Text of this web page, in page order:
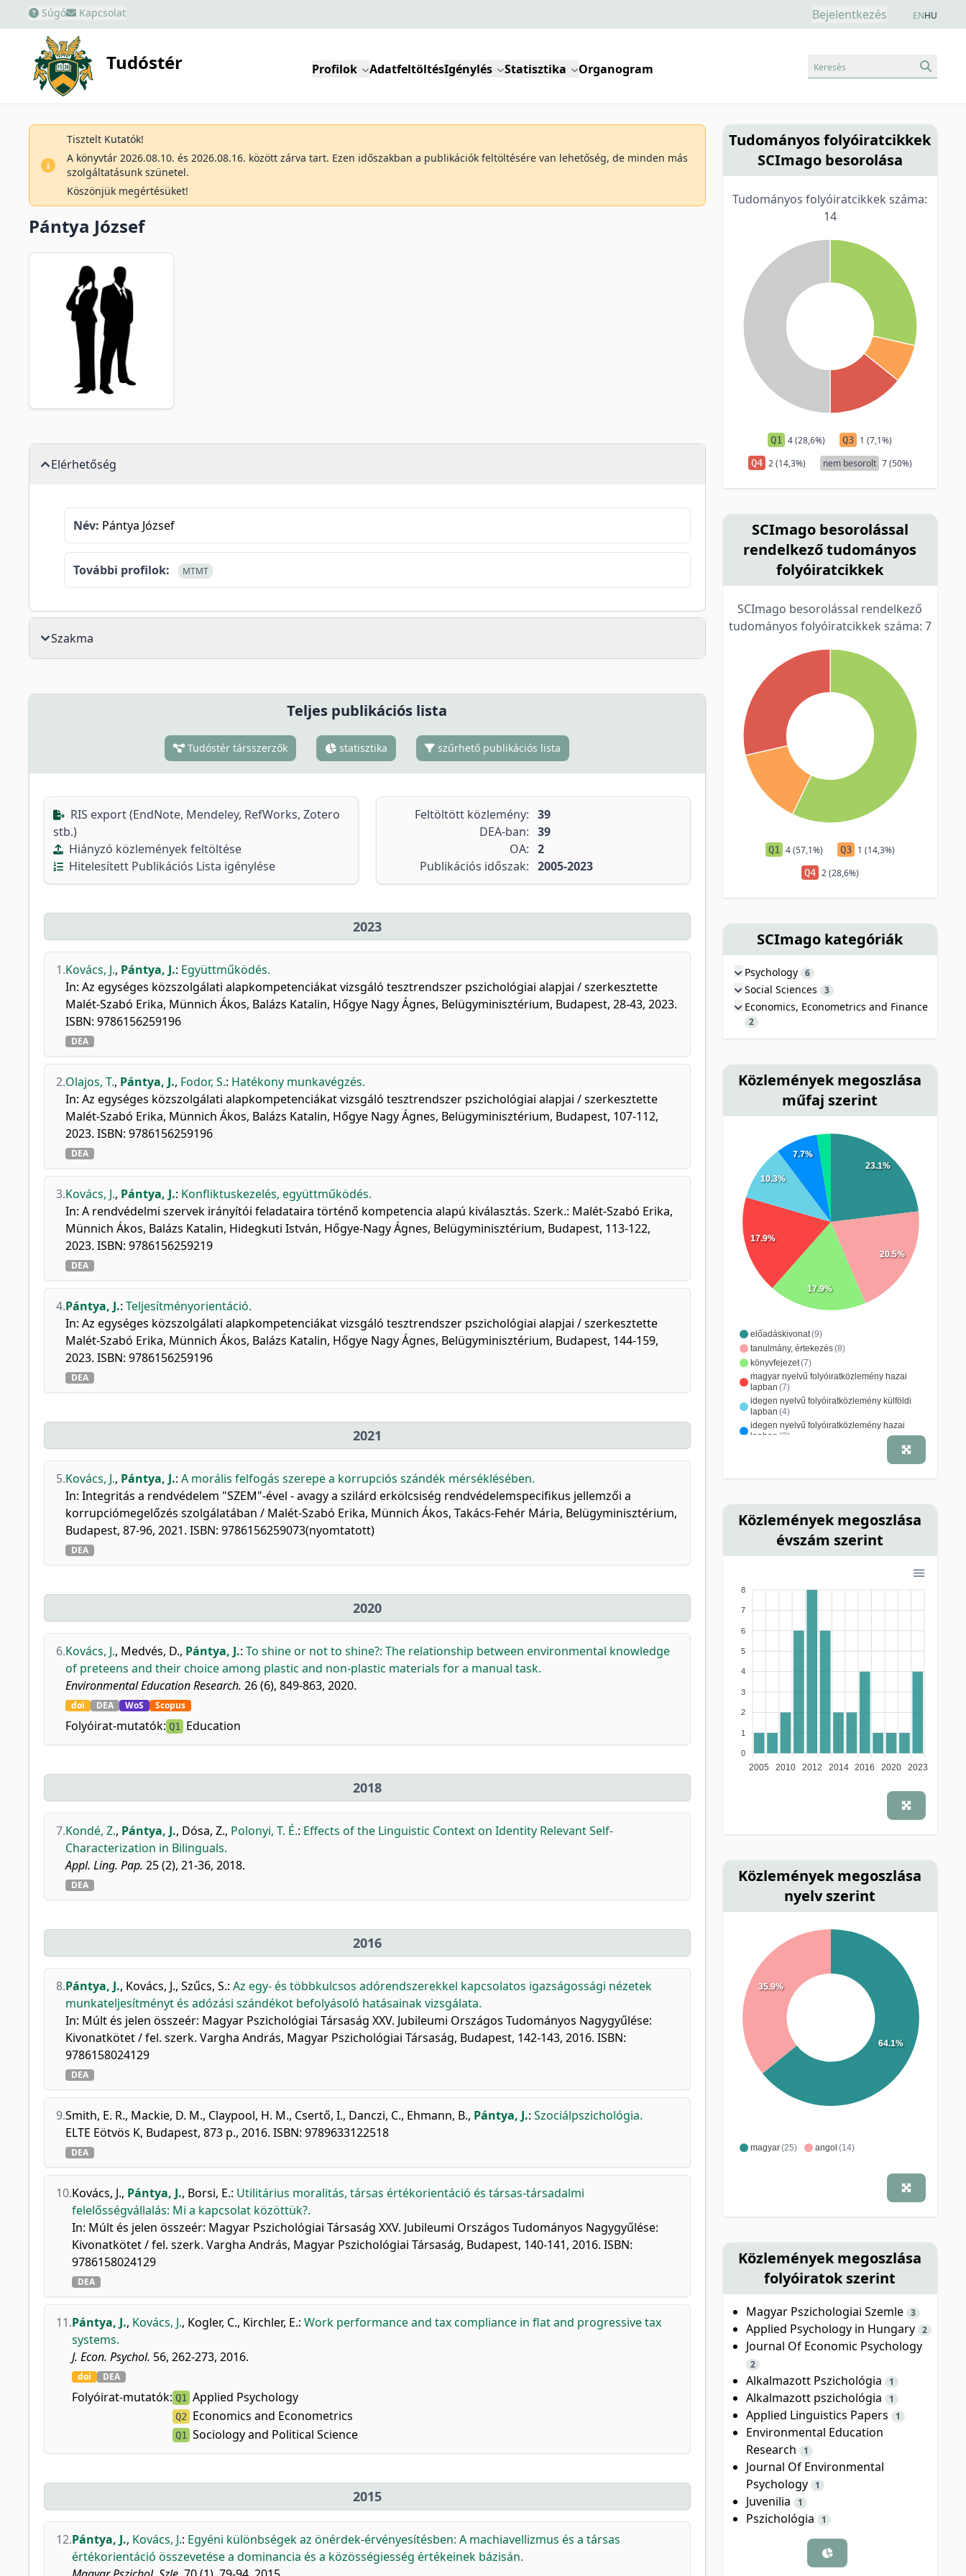
Súgó Kapcsolat Bejelentkezés ENHU
Tudóstér Profilok AdatfeltöltésIgénylés Statisztika Organogram Keresés
Tisztelt Kutatók!
A könyvtár 2026.08.10. és 2026.08.16. között zárva tart. Ezen időszakban a publikációk feltöltésére van lehetőség, de minden más
szolgáltatásunk szünetel.
Köszönjük megértésüket!
Pántya József
Elérhetőség
Név: Pántya József
További profilok: MTMT
Szakma
Teljes publikációs lista
Tudóstér társszerzők statisztika szűrhető publikációs lista
RIS export (EndNote, Mendeley, RefWorks, Zotero
stb.)
Hiányzó közlemények feltöltése
Hitelesített Publikációs Lista igénylése
Feltöltött közlemény: 39
DEA-ban: 39
OA: 2
Publikációs időszak: 2005-2023
2023
1.Kovács, J., Pántya, J.: Együttműködés.
In: Az egységes közszolgálati alapkompetenciákat vizsgáló tesztrendszer pszichológiai alapjai / szerkesztette
Malét-Szabó Erika, Münnich Ákos, Balázs Katalin, Hőgye Nagy Ágnes, Belügyminisztérium, Budapest, 28-43, 2023.
ISBN: 9786156259196
DEA
2.Olajos, T., Pántya, J., Fodor, S.: Hatékony munkavégzés.
In: Az egységes közszolgálati alapkompetenciákat vizsgáló tesztrendszer pszichológiai alapjai / szerkesztette
Malét-Szabó Erika, Münnich Ákos, Balázs Katalin, Hőgye Nagy Ágnes, Belügyminisztérium, Budapest, 107-112,
2023. ISBN: 9786156259196
DEA
3.Kovács, J., Pántya, J.: Konfliktuskezelés, együttműködés.
In: A rendvédelmi szervek irányítói feladataira történő kompetencia alapú kiválasztás. Szerk.: Malét-Szabó Erika,
Münnich Ákos, Balázs Katalin, Hidegkuti István, Hőgye-Nagy Ágnes, Belügyminisztérium, Budapest, 113-122,
2023. ISBN: 9786156259219
DEA
4.Pántya, J.: Teljesítményorientáció.
In: Az egységes közszolgálati alapkompetenciákat vizsgáló tesztrendszer pszichológiai alapjai / szerkesztette
Malét-Szabó Erika, Münnich Ákos, Balázs Katalin, Hőgye Nagy Ágnes, Belügyminisztérium, Budapest, 144-159,
2023. ISBN: 9786156259196
DEA
2021
5.Kovács, J., Pántya, J.: A morális felfogás szerepe a korrupciós szándék mérséklésében.
In: Integritás a rendvédelem "SZEM"-ével - avagy a szilárd erkölcsiség rendvédelemspecifikus jellemzői a
korrupciómegelőzés szolgálatában / Malét-Szabó Erika, Münnich Ákos, Takács-Fehér Mária, Belügyminisztérium,
Budapest, 87-96, 2021. ISBN: 9786156259073(nyomtatott)
DEA
2020
6.Kovács, J., Medvés, D., Pántya, J.: To shine or not to shine?: The relationship between environmental knowledge
of preteens and their choice among plastic and non-plastic materials for a manual task.
Environmental Education Research. 26 (6), 849-863, 2020.
doi DEA WoS Scopus
Folyóirat-mutatók: Q1 Education
2018
7.Kondé, Z., Pántya, J., Dósa, Z., Polonyi, T. É.: Effects of the Linguistic Context on Identity Relevant Self-
Characterization in Bilinguals.
Appl. Ling. Pap. 25 (2), 21-36, 2018.
DEA
2016
8.Pántya, J., Kovács, J., Szűcs, S.: Az egy- és többkulcsos adórendszerekkel kapcsolatos igazságossági nézetek
munkateljesítményt és adózási szándékot befolyásoló hatásainak vizsgálata.
In: Múlt és jelen összeér: Magyar Pszichológiai Társaság XXV. Jubileumi Országos Tudományos Nagygyűlése:
Kivonatkötet / fel. szerk. Vargha András, Magyar Pszichológiai Társaság, Budapest, 142-143, 2016. ISBN:
9786158024129
DEA
9.Smith, E. R., Mackie, D. M., Claypool, H. M., Csertő, I., Danczi, C., Ehmann, B., Pántya, J.: Szociálpszichológia.
ELTE Eötvös K, Budapest, 873 p., 2016. ISBN: 9789633122518
DEA
10.Kovács, J., Pántya, J., Borsi, E.: Utilitárius moralitás, társas értékorientáció és társas-társadalmi
felelősségvállalás: Mi a kapcsolat közöttük?.
In: Múlt és jelen összeér: Magyar Pszichológiai Társaság XXV. Jubileumi Országos Tudományos Nagygyűlése:
Kivonatkötet / fel. szerk. Vargha András, Magyar Pszichológiai Társaság, Budapest, 140-141, 2016. ISBN:
9786158024129
DEA
11.Pántya, J., Kovács, J., Kogler, C., Kirchler, E.: Work performance and tax compliance in flat and progressive tax
systems.
J. Econ. Psychol. 56, 262-273, 2016.
doi DEA
Folyóirat-mutatók: Q1 Applied Psychology
Q2 Economics and Econometrics
Q1 Sociology and Political Science
2015
12.Pántya, J., Kovács, J.: Egyéni különbségek az önérdek-érvényesítésben: A machiavellizmus és a társas
értékorientáció összevetése a dominancia és a közösségiesség értékeinek bázisán.
Tudományos folyóiratcikkek
SCImago besorolása
Tudományos folyóiratcikkek száma:
14
Q1 4 (28,6%) Q3 1 (7,1%)
Q4 2 (14,3%) nem besorolt 7 (50%)
SCImago besorolással
rendelkező tudományos
folyóiratcikkek
SCImago besorolással rendelkező
tudományos folyóiratcikkek száma: 7
Q1 4 (57,1%) Q3 1 (14,3%)
Q4 2 (28,6%)
SCImago kategóriák
Psychology 6
Social Sciences 3
Economics, Econometrics and Finance
2
Közlemények megoszlása
műfaj szerint
előadáskivonat(9)
tanulmány, értekezés(8)
könyvfejezet(7)
magyar nyelvű folyóiratközlemény hazai
lapban (7)
idegen nyelvű folyóiratközlemény külföldi
lapban (4)
idegen nyelvű folyóiratközlemény hazai
lapban (3)
23.1%
20.5%
17.9%
17.9%
10.3%
7.7%
Közlemények megoszlása
évszám szerint
8
7
6
5
4
3
2
1
0
2005 2010 2012 2014 2016 2020 2023
Közlemények megoszlása
nyelv szerint
magyar(25) angol (14)
64.1%
35.9%
Közlemények megoszlása
folyóiratok szerint
Magyar Pszichologiai Szemle 3
Applied Psychology in Hungary 2
Journal Of Economic Psychology
2
Alkalmazott Pszichológia 1
Alkalmazott pszichológia 1
Applied Linguistics Papers 1
Environmental Education
Research
1
Journal Of Environmental
Psychology
1
Juvenilia 1
Pszichológia 1